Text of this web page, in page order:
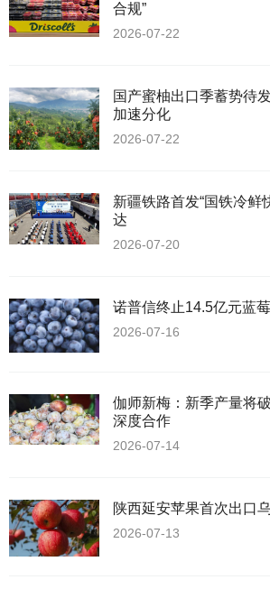
合规”
2026-07-22
国产蜜柚出口季蓄势待发 价格压力推动产
加速分化
2026-07-22
新疆铁路首发“国铁冷鲜
达
2026-07-20
诺普信终止14.5亿元蓝
2026-07-16
伽师新梅：新季产量将
深度合作
2026-07-14
陕西延安苹果首次出口
2026-07-13